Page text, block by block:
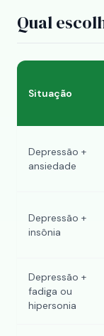
Qual
Situação
Depressão +
ansiedade
Depressão +
insônia
Depressão +
fadiga ou
hipersonia